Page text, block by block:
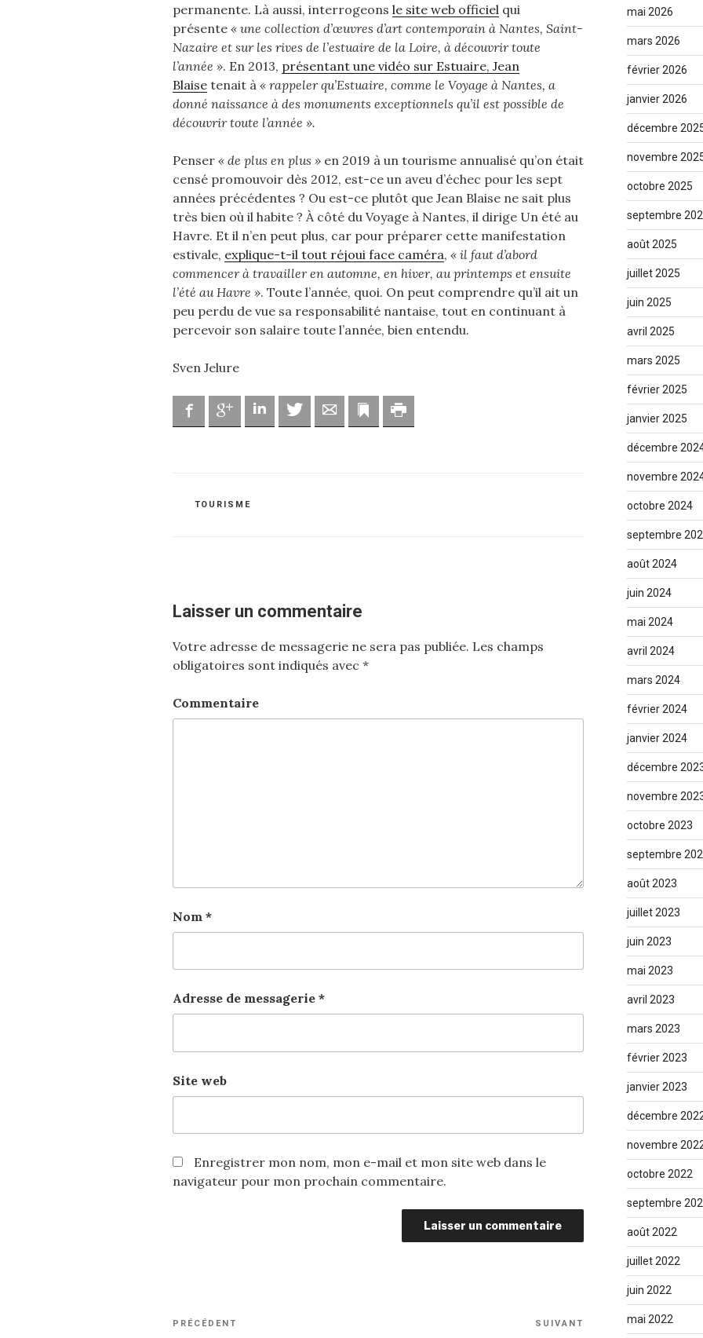
permanente. Là aussi, interrogeons le site web officiel qui
présente « une collection d’œuvres d’art contemporain à Nantes, Saint-
Nazaire et sur les rives de l’estuaire de la Loire, à découvrir toute
l’année ». En 2013, présentant une vidéo sur Estuaire, Jean
Blaise tenait à « rappeler qu’Estuaire, comme le Voyage à Nantes, a
donné naissance à des monuments exceptionnels qu’il est possible de
découvrir toute l’année ».
Penser « de plus en plus » en 2019 à un tourisme annualisé qu’on était
censé promouvoir dès 2012, est-ce un aveu d’échec pour les sept
années précédentes ? Ou est-ce plutôt que Jean Blaise ne sait plus
très bien où il habite ? À côté du Voyage à Nantes, il dirige Un été au
Havre. Et il n’en peut plus, car pour préparer cette manifestation
estivale, explique-t-il tout réjoui face caméra, « il faut d’abord
commencer à travailler en automne, en hiver, au printemps et ensuite
l’été au Havre ». Toute l’année, quoi. On peut comprendre qu’il ait un
peu perdu de vue sa responsabilité nantaise, tout en continuant à
percevoir son salaire toute l’année, bien entendu.
Sven Jelure
FacebookGoogle Linkedin Twitter Adresse mailMarque-page
CATÉGORIES
TOURISME
Laisser un commentaire
Votre adresse de messagerie ne sera pas publiée. Les champs
obligatoires sont indiqués avec *
Commentaire
Nom *
Adresse de messagerie *
Site web
Enregistrer mon nom, mon e-mail et mon site web dans le
navigateur pour mon prochain commentaire.
Navigation
Article
PRÉCÉDENT SUIVANT
mai 2026
mars 2026
février 2026
janvier 2026
décembre
novembre
octobre 2025
septembre
août 2025
juillet 2025
juin 2025
avril 2025
mars 2025
février 2025
janvier 2025
décembre
novembre
octobre 2024
septembre
août 2024
juin 2024
mai 2024
avril 2024
mars 2024
février 2024
janvier 2024
décembre
novembre
octobre 2023
septembre
août 2023
juillet 2023
juin 2023
mai 2023
avril 2023
mars 2023
février 2023
janvier 2023
décembre
novembre
octobre 2022
septembre
août 2022
juillet 2022
juin 2022
mai 2022